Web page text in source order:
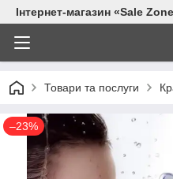
Інтернет-магазин «Sale
Товари та послуги
–23%